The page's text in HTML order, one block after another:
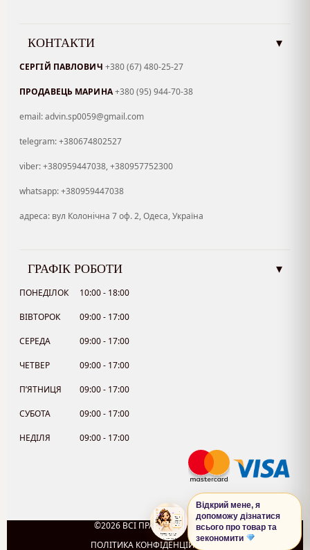
КОНТАКТИ ▾
СЕРГІЙ ПАВЛОВИЧ +380 (67) 480-25-27
ПРОДАВЕЦЬ МАРИНА+380 (95) 944-70-38
email: advin.sp0059@gmail.com
telegram: +380674802527
viber: +380959447038, +380957752300
whatsapp: +380959447038
адреса: вул Колонічна 7 оф. 2, Одеса, Україна
ГРАФІК РОБОТИ ▾
ПОНЕДІЛОК 10:00 - 18:00
ВІВТОРОК 09:00 - 17:00
СЕРЕДА 09:00 - 17:00
ЧЕТВЕР 09:00 - 17:00
П’ЯТНИЦЯ 09:00 - 17:00
СУБОТА 09:00 - 17:00
НЕДІЛЯ 09:00 - 17:00
©2026 ВСІ ПРАВА ЗАХИЩЕНО.
ПОЛІТИКА КОНФІДЕНЦІЙНОСТІ
Відкрий мене, я
допоможу дізнатися
всього про товар та
зекономити